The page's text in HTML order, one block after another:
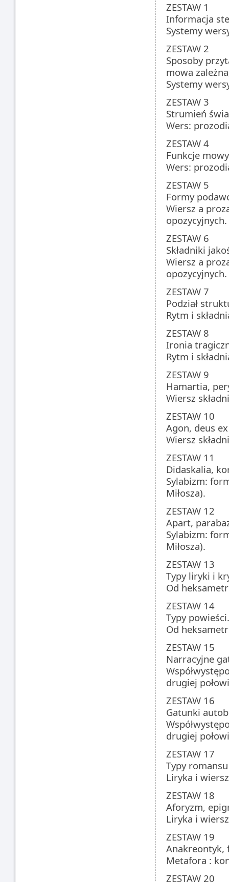
ZESTAW 1
Informacja
Systemy
ZESTAW 2
Sposoby
mowa
Systemy
ZESTAW 3
Strumień
Wers:
ZESTAW 4
Funkcje
Wers:
ZESTAW 5
Formy
Wiersz a
opozycyjnych.
ZESTAW 6
Składniki
Wiersz a
opozycyjnych.
ZESTAW 7
Podział
Rytm i
ZESTAW 8
Ironia
Rytm i
ZESTAW 9
Hamartia,
Wiersz
ZESTAW 10
Agon, deus
Wiersz
ZESTAW 11
Didaskalia,
Sylabizm:
Miłosza).
ZESTAW 12
Apart,
Sylabizm:
Miłosza).
ZESTAW 13
Typy liryki i
Od
ZESTAW 14
Typy powieści.
Od
ZESTAW 15
Narracyjne
drugiej
ZESTAW 16
Gatunki
drugiej
ZESTAW 17
Typy
Liryka i
ZESTAW 18
Aforyzm,
Liryka i
ZESTAW 19
Anakreontyk,
Metafora :
ZESTAW 20